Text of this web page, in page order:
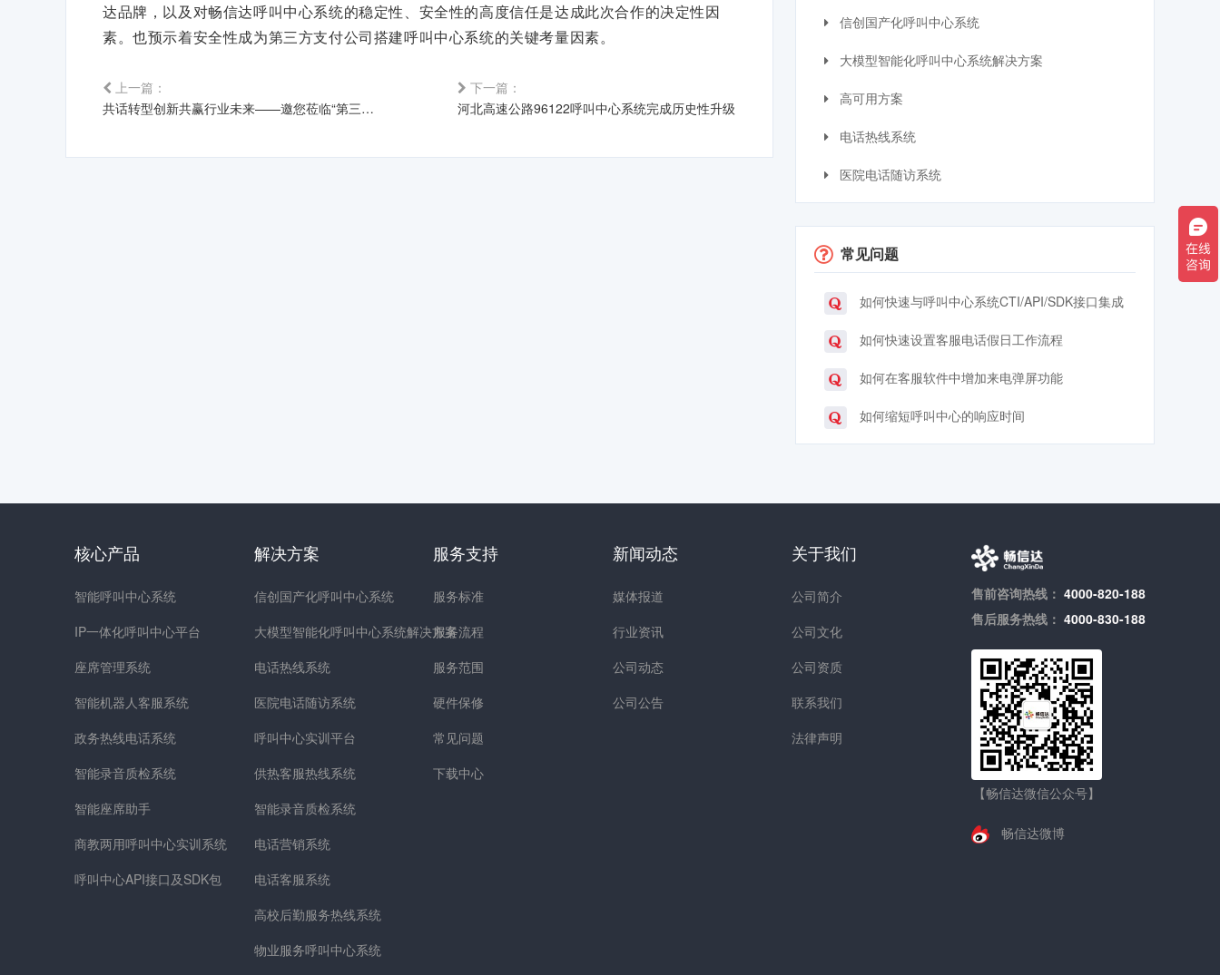
达品牌，以及对畅信达呼叫中心系统的稳定性、安全性的高度信任是达成此次合作的决定性因
素。也预示着安全性成为第三方支付公司搭建呼叫中心系统的关键考量因素。
上一篇：
共话转型创新共赢行业未来——邀您莅临“第三届运营商终端与应用
下一篇：
河北高速公路96122呼叫中心系统完成历史性升级
信创国产化呼叫中心系统
大模型智能化呼叫中心系统解决方案
高可用方案
电话热线系统
医院电话随访系统
常见问题
如何快速与呼叫中心系统CTI/API/SDK接口集成
如何快速设置客服电话假日工作流程
如何在客服软件中增加来电弹屏功能
如何缩短呼叫中心的响应时间
核心产品
智能呼叫中心系统
IP一体化呼叫中心平台
座席管理系统
智能机器人客服系统
政务热线电话系统
智能录音质检系统
智能座席助手
商教两用呼叫中心实训系统
呼叫中心API接口及SDK包
解决方案
信创国产化呼叫中心系统
大模型智能化呼叫中心系统解决方案
电话热线系统
医院电话随访系统
呼叫中心实训平台
供热客服热线系统
智能录音质检系统
电话营销系统
电话客服系统
高校后勤服务热线系统
物业服务呼叫中心系统
服务支持
服务标准
服务流程
服务范围
硬件保修
常见问题
下载中心
新闻动态
媒体报道
行业资讯
公司动态
公司公告
关于我们
公司简介
公司文化
公司资质
联系我们
法律声明
售前咨询热线： 4000-820-188
售后服务热线： 4000-830-188
【畅信达微信公众号】
畅信达微博